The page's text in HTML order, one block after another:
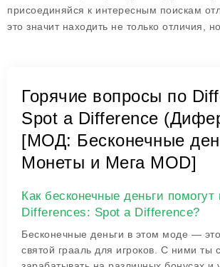
присоединяйся к интересным поискам
это значит находить не только отличия,
Горячие вопросы по
Spot a Difference
[МОД: Бесконечные
Монеты и Мега MOD]
Как бесконечные деньги помогут
Differences: Spot a Difference?
Бесконечные деньги в этом моде —
святой грааль для игроков. С ними ты